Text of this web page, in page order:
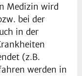
Medizin wird
bei der
in der
(z.B.
werden in